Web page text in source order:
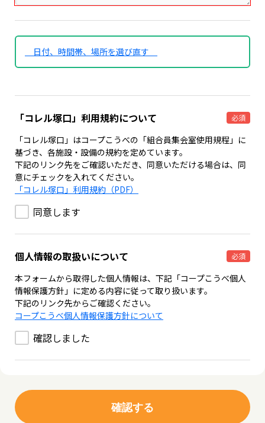
日付、時間帯、場所を選び直す
「コレル塚口」利用規約について 必須
「コレル塚口」はコープこうべの「組合員集会室使用規程」に
基づき、各施設・設備の規約を定めています。
下記のリンク先をご確認いただき、同意いただける場合は、同
意にチェックを入れてください。
「コレル塚口」利用規約（PDF）
同意します
個人情報の取扱いについて 必須
本フォームから取得した個人情報は、下記「コープこうべ個人
情報保護方針」に定める内容に従って取り扱います。
下記のリンク先からご確認ください。
コープこうべ個人情報保護方針について
確認しました